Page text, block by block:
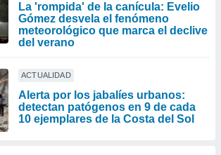
La 'rompida' de la canícula: Evelio
Gómez desvela el fenómeno
meteorológico que marca el declive
del verano
ACTUALIDAD
Alerta por los jabalíes urbanos:
detectan patógenos en 9 de cada
10 ejemplares de la Costa del Sol